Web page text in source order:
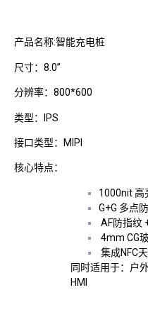
产品名称:智能充电桩
尺寸：8.0”
分辨率：800*600
类型：IPS
接口类型：MIPI
核心特点：
1000nit 高
G+G 多点
AF防指纹
4mm CG
集成NFC
同时适用于：户
HMI